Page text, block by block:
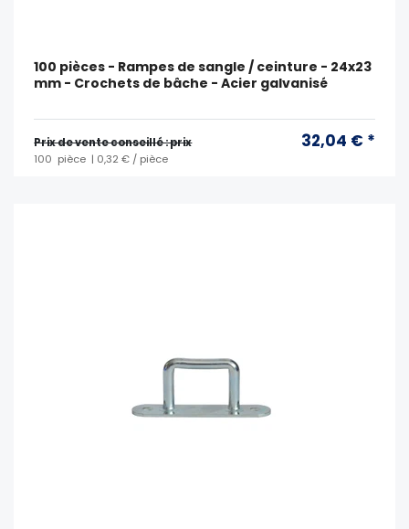
100 pièces - Rampes de sangle / ceinture - 24x23
mm - Crochets de bâche - Acier galvanisé
Prix ​​de vente conseillé : prix 32,04 € *
100 pièce | 0,32 € / pièce